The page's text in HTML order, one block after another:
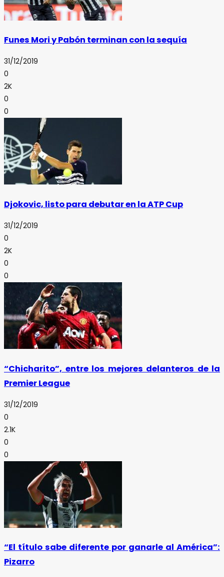
Funes Mori y Pabón terminan con la sequía
31/12/2019
0
2K
0
0
Djokovic, listo para debutar en la ATP Cup
31/12/2019
0
2K
0
0
“Chicharito”, entre los mejores delanteros de la
Premier League
31/12/2019
0
2.1K
0
0
“El título sabe diferente por ganarle al América”:
Pizarro